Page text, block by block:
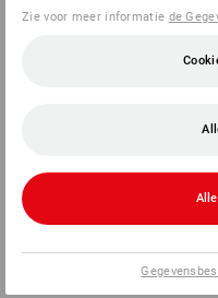
Zie voor meer informatie de